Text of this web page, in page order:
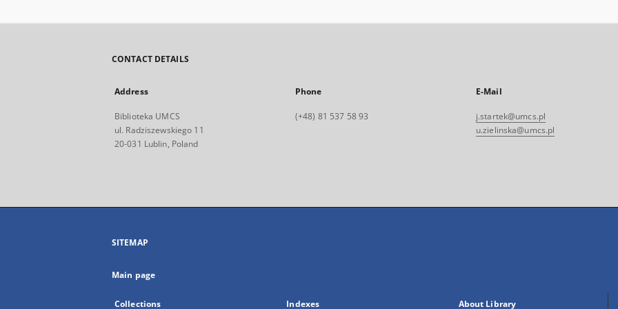
CONTACT DETAILS
Address
Biblioteka UMCS
ul. Radziszewskiego 11
20-031 Lublin, Poland
Phone
(+48) 81 537 58 93
E-Mail
j.startek@umcs.pl
u.zielinska@umcs.pl
SITEMAP
Main page
Collections Indexes About Library